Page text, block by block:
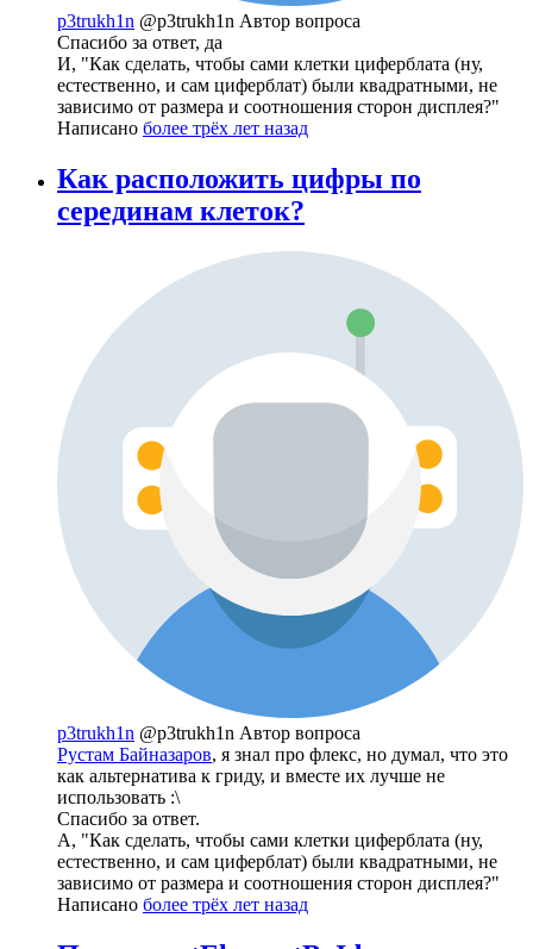
p3trukh1n @p3trukh1n Автор вопроса
Спасибо за ответ, да
И, "Как сделать, чтобы сами клетки циферблата (ну,
естественно, и сам циферблат) были квадратными, не
зависимо от размера и соотношения сторон дисплея?"
Написано более трёх лет назад
Как расположить цифры по
серединам клеток?
p3trukh1n @p3trukh1n Автор вопроса
Рустам Байназаров, я знал про флекс, но думал, что это
как альтернатива к гриду, и вместе их лучше не
использовать :\
Спасибо за ответ.
А, "Как сделать, чтобы сами клетки циферблата (ну,
естественно, и сам циферблат) были квадратными, не
зависимо от размера и соотношения сторон дисплея?"
Написано более трёх лет назад